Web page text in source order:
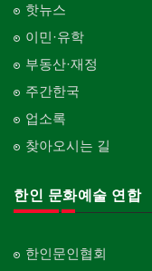
핫뉴스
이민·유학
부동산·재정
주간한국
업소록
찾아오시는 길
한인 문화예술 연합
한인문인협회